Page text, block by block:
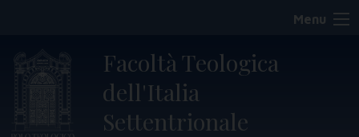
content
Menu
Facoltà Teologica
dell'Italia
Settentrionale